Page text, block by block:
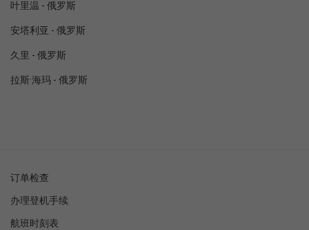
叶里温 - 俄罗斯
安塔利亚 - 俄罗斯
久里 - 俄罗斯
拉斯·海玛 - 俄罗斯
订单检查
办理登机手续
航班时刻表